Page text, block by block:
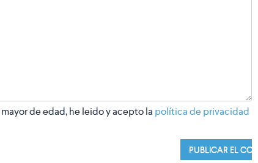
mayor de edad, he leido y acepto la política de privacidad